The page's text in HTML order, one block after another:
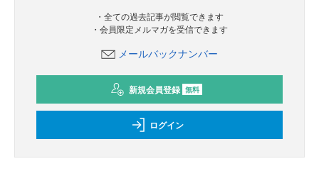
・全ての過去記事が閲覧できます
・会員限定メルマガを受信できます
メールバックナンバー
新規会員登録 無料
ログイン